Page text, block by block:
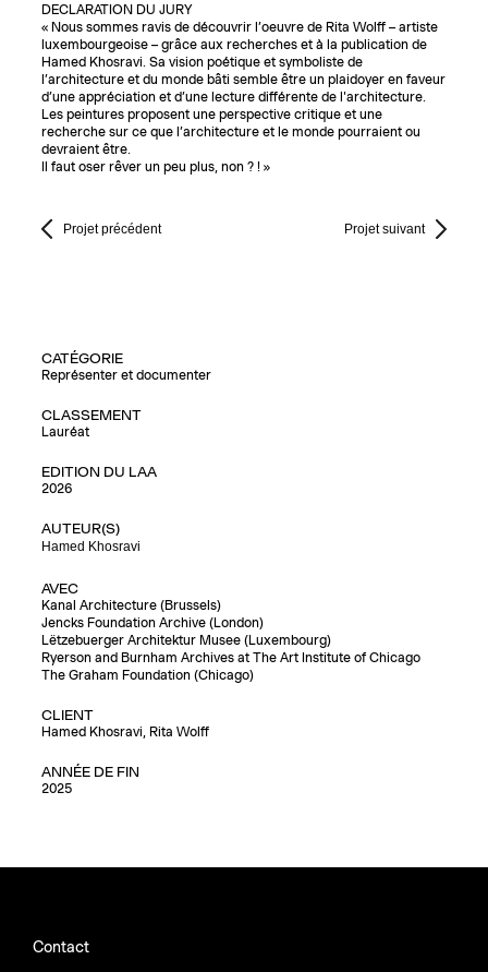
DECLARATION DU JURY
« Nous sommes ravis de découvrir lʼoeuvre de Rita Wolff – artiste
luxembourgeoise – grâce aux recherches et à la publication de
Hamed Khosravi. Sa vision poétique et symboliste de
lʼarchitecture et du monde bâti semble être un plaidoyer en faveur
d’une appréciation et d’une lecture différente de l'architecture.
Les peintures proposent une perspective critique et une
recherche sur ce que l’architecture et le monde pourraient ou
devraient être.
Il faut oser rêver un peu plus, non ? ! »
Projet précédent Projet suivant
CATÉGORIE
Représenter et documenter
CLASSEMENT
Lauréat
EDITION DU LAA
2026
AUTEUR(S)
Hamed Khosravi
AVEC
Kanal Architecture (Brussels)
Jencks Foundation Archive (London)
Lëtzebuerger Architektur Musee (Luxembourg)
Ryerson and Burnham Archives at The Art Institute of Chicago
The Graham Foundation (Chicago)
CLIENT
Hamed Khosravi, Rita Wolff
ANNÉE DE FIN
2025
Contact